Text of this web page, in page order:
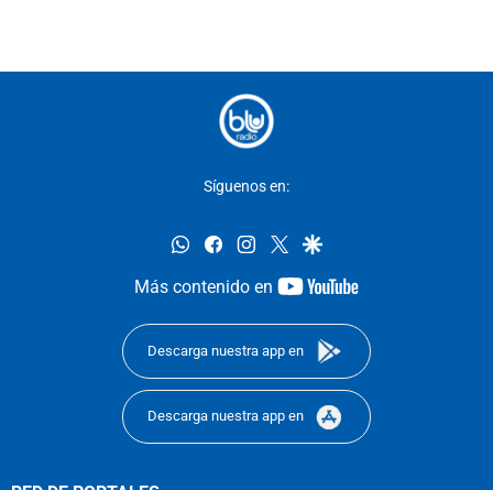
Síguenos en:
whatsappfacebookinstagram
twittergoogle
Más contenido en
youtube-
Descarga nuestra app en
Descarga nuestra app en